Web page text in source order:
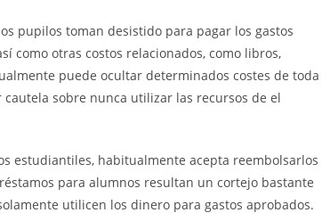
pupilos toman desistido para pagar los gastos
como otras costos relacionados, como libros,
puede ocultar determinados costes de toda
sobre nunca utilizar las recursos de el
estudiantiles, habitualmente acepta reembolsarlos
para alumnos resultan un cortejo bastante
utilicen los dinero para gastos aprobados.